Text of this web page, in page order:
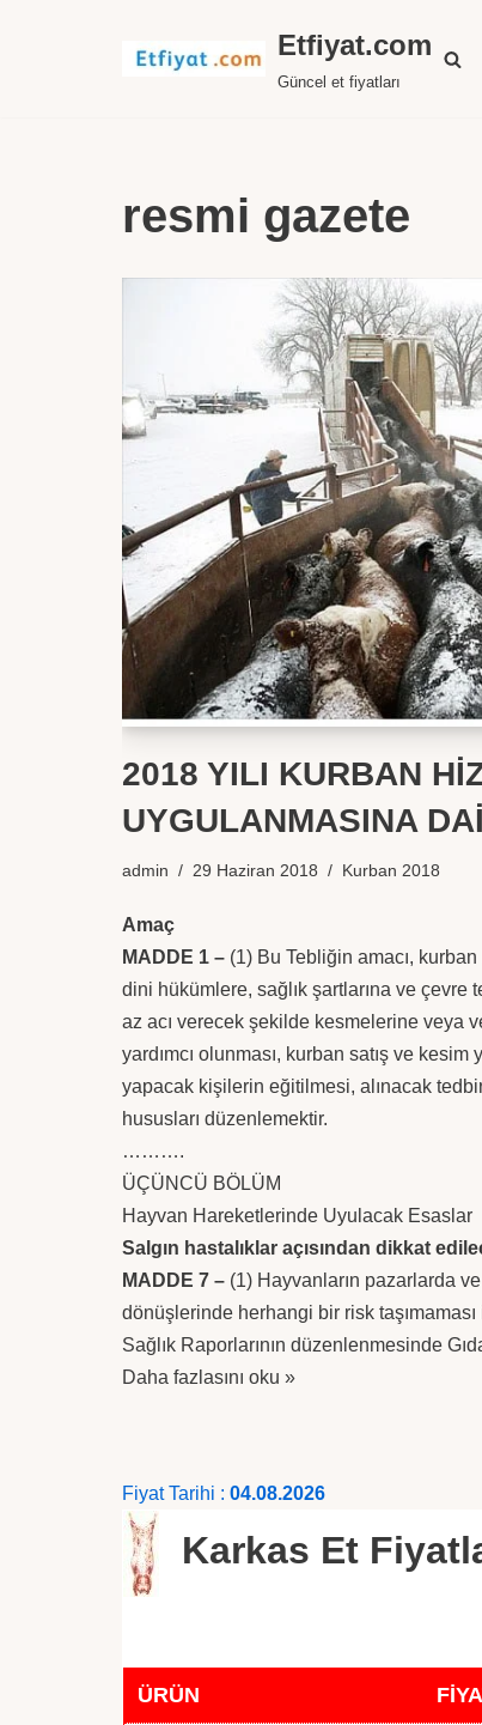
Etfiyat.com
Güncel et fiyatları
resmi gazete
2018 YILI KURBAN
UYGULANMASINA
admin 29 Haziran 2018 Kurban 2018
Amaç
MADDE 1 – (1) Bu Tebliğin amacı,
dini hükümlere, sağlık şartlarına ve
az acı verecek şekilde kesmelerine veya
yardımcı olunması, kurban satış ve
yapacak kişilerin eğitilmesi, alınacak
hususları düzenlemektir.
……….
ÜÇÜNCÜ BÖLÜM
Hayvan Hareketlerinde Uyulacak Esaslar
Salgın hastalıklar açısından dikkat
MADDE 7 – (1) Hayvanların pazarlarda
dönüşlerinde herhangi bir risk
Sağlık Raporlarının düzenlenmesinde
Daha fazlasını oku »
Fiyat Tarihi : 04.08.2026
Karkas Et
ÜRÜN